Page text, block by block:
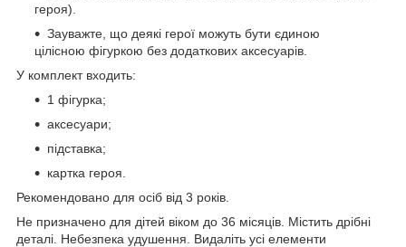
героя).
Зауважте, що деякі герої можуть бути єдиною
цілісною фігуркою без додаткових аксесуарів.
У комплект входить:
1 фігурка;
аксесуари;
підставка;
картка героя.
Рекомендовано для осіб від 3 років.
Не призначено для дітей віком до 36 місяців. Містить дрібні
деталі. Небезпека удушення. Видаліть усі елементи